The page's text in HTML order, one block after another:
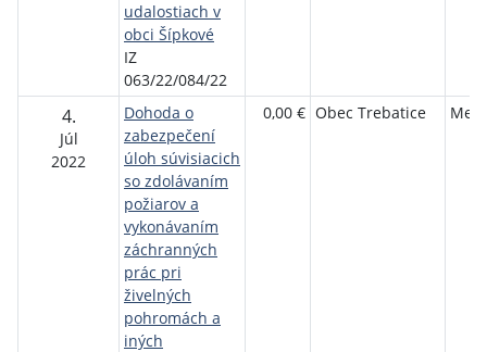
udalostiach v
obci Šípkové
IZ
063/22/084/22
4.
Júl
2022
Dohoda o
zabezpečení
úloh súvisiacich
so zdolávaním
požiarov a
vykonávaním
záchranných
prác pri
živelných
pohromách a
iných
0,00 € Obec Trebatice